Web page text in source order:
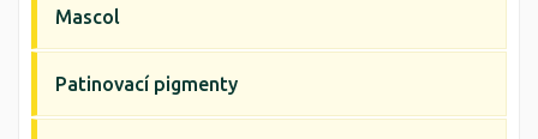
Mascol
Patinovací pigmenty